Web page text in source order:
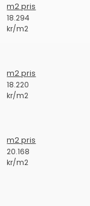
m2 pris
18.294
kr/m2
m2 pris
18.220
kr/m2
m2 pris
20.168
kr/m2